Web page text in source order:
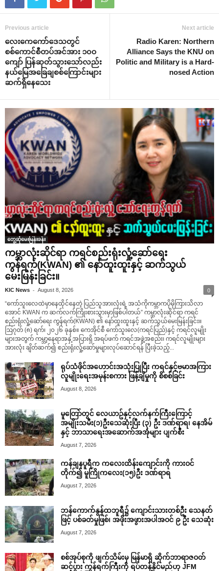
Previous article
‌လေး‌ကေ‌ကော်‌ဒေသတွင်
စစ်‌ကောင်စီတပ်အင်အား ၁၀ဝ
‌ကျော် ပြန်ဆုတ်သွား‌သော်လည်း
နယ်‌မြေအ‌ခြေချစစ်‌ကြောင်းများ
ဆက်ရှိ‌နေ‌သေး
Next article
Radio Karen: Northern
Alliance Says the KNU on
Politic and Military is a Hard-
nosed Action
တွေ့ဆုံမေးမြန်းခန်း
ကမ္ဘာလုံးဆိုင်ရာ ကရင်စည်းရုံးလှုံ့ဆော်ရေး
ကွန်ရက်(KWAN) ၏ နော်ထူးထူးနှင့် ဆက်သွယ်
မေးမြန်းခြင်း။
KIC News - August 8, 2026 0
“ကော်သူးလေထဲမှာနေထိုင်နေတဲ့ ပြည်သူအားလုံးရဲ့ အသံကိုကမ္ဘာကပိုမိုကြားသိလာ
အောင် KWAN က ဆက်လက်ကြိုးစားသွားမှာဖြစ်ပါတယ်” ကမ္ဘာလုံးဆိုင်ရာ ကရင်
စည်းရုံးလှုံ့ဆော်ရေး ကွန်ရက်(KWAN) ၏ နော်ထူးထူးနှင့် ဆက်သွယ်မေးမြန်းခြင်း။
ဩဂုတ် (၈) ရက်၊ ၂၀၂၆ ခုနှစ်။ ကေအိုင်စီ ကော်သူးလေ(ကရင်ပြည်)နှင့် ကရင်လူမျိုး
များအတွက် ကမ္ဘာ့နေရာအနှံ့အပြားရှိ အရပ်ဖက် ကရင်အဖွဲ့အစည်း၊ ကရင်လူမျိုးများ
အားလုံး ချိတ်ဆက်၍ စည်းရုံးလှုံ့ဆော်မှုများလုပ်ဆောင်ရန် ပြီးခဲ့သည့်...
ရုပ်သံဖိုင်အဟောင်းအသုံးပြုပြီး ကရင်နှင့်ဗမာအကြား
လူမျိုးရေးအမုန်းစကား ဖြန့်ချိမှုကို စိစစ်ခြင်း
August 8, 2026
မူတြော်တွင် လေယာဥ်နှင့်လက်နက်ကြီးကြောင့်
အမျိုးသမီး(၁)ဦးသေဆုံးပြီး (၃) ဦး ဒဏ်ရာရ၊ နေအိမ်
နှင့် ဘာသာရေးအဆောက်အအုံများ ပျက်စီး
August 7, 2026
ကန်ချနပူရီက ကလေးထိန်းကျောင်းကို ကားဝင်
တိုက်၍ မူကြိုကလေး(၁၅)ဦး ဒဏ်ရာရ
August 7, 2026
ဘန်ကောက်နွန်ထဘူရီ၌ ကျောင်းသားတစ်ဦး သေနတ်
ဖြင့် ပစ်ခတ်မှုဖြစ်၊ အဖိုးအဖွားအပါအဝင် ၉ ဦး သေဆုံး
August 7, 2026
စစ်အုပ်စုကို ဖျက်သိမ်းမှ မြန်မာရှိ ဆိုက်ဘာရာဇဝတ်
ဆင့်ပွား ကွန်ရက်ကြီးကို ရပ်တန့်နိုင်မည်ဟု JFM